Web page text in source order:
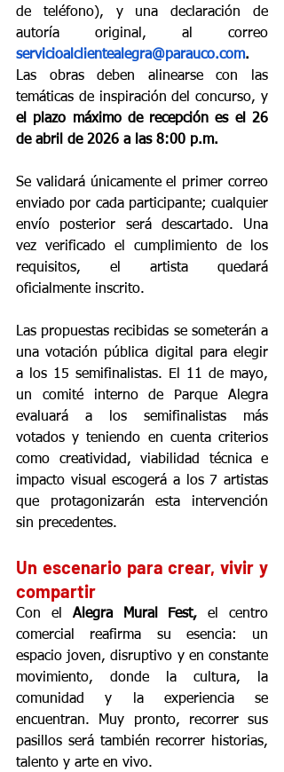
de teléfono), y una declaración de
autoría original, al correo
servicioalclientealegra@parauco.com
Las obras deben alinearse con las
el plazo máximo de recepción es el 26
de abril de 2026 a las 8:00 p.m.
Se validará únicamente el primer correo
enviado por cada participante; cualquier
envío posterior será descartado. Una
vez verificado el cumplimiento de los
requisitos, el artista quedará
oficialmente inscrito.
Las propuestas recibidas se someterán a
una votación pública digital para elegir
a los 15 semifinalistas. El 11 de mayo,
un comité interno de Parque Alegra
evaluará a los semifinalistas más
votados y teniendo en cuenta criterios
como creatividad, viabilidad técnica e
impacto visual escogerá a los 7 artistas
que protagonizarán esta intervención
sin precedentes.
Un escenario para crear, vivir y
compartir
Con el Alegra Mural Fest, el centro
comercial reafirma su esencia: un
espacio joven, disruptivo y en constante
movimiento, donde la cultura, la
comunidad y la experiencia se
encuentran. Muy pronto, recorrer sus
pasillos será también recorrer historias,
talento y arte en vivo.